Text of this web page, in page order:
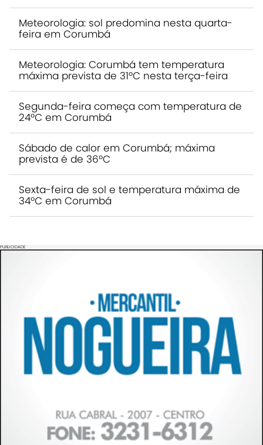
Meteorologia: sol predomina nesta quarta-
feira em Corumbá
Meteorologia: Corumbá tem temperatura
máxima prevista de 31ºC nesta terça-feira
Segunda-feira começa com temperatura de
24ºC em Corumbá
Sábado de calor em Corumbá; máxima
prevista é de 36ºC
Sexta-feira de sol e temperatura máxima de
34ºC em Corumbá
PUBLICIDADE